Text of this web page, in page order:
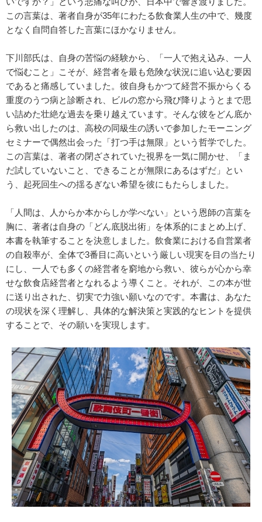
この言葉は、著者自身が35年にわたる飲食業人生の中で、幾度
となく自問自答した言葉にほかなりません。
下川部氏は、自身の苦悩の経験から、「一人で抱え込み、一人
で悩むこと」こそが、経営者を最も危険な状況に追い込む要因
であると痛感していました。彼自身もかつて経営不振からくる
重度のうつ病と診断され、ビルの窓から飛び降りようとまで思
い詰めた壮絶な過去を乗り越えています。そんな彼をどん底か
ら救い出したのは、高校の同級生の誘いで参加したモーニング
セミナーで偶然出会った「打つ手は無限」という哲学でした。
この言葉は、著者の閉ざされていた視界を一気に開かせ、「ま
だ試していないこと、できることが無限にあるはずだ」とい
う、起死回生への揺るぎない希望を彼にもたらしました。
「人間は、人からか本からしか学べない」という恩師の言葉を
胸に、著者は自身の「どん底脱出術」を体系的にまとめ上げ、
本書を執筆することを決意しました。飲食業における自営業者
の自殺率が、全体で3番目に高いという厳しい現実を目の当たり
にし、一人でも多くの経営者を窮地から救い、彼らが心から幸
せな飲食店経営者となれるよう導くこと。それが、この本が世
に送り出された、切実で力強い願いなのです。本書は、あなた
の現状を深く理解し、具体的な解決策と実践的なヒントを提供
することで、その願いを実現します。